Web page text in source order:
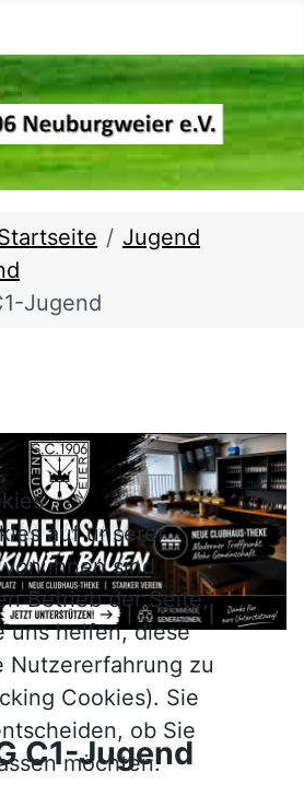
Jugend
Jugend
C1-Jugend
auf unserer
ihnen sind
Betrieb der Seite,
uns helfen, diese
Nutzererfahrung zu
Cookies). Sie
ob Sie
möchten.